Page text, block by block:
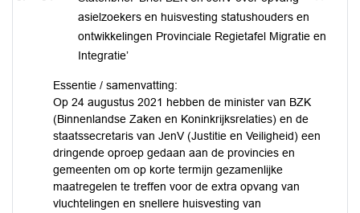
asielzoekers en huisvesting statushouders en
ontwikkelingen Provinciale Regietafel Migratie en
Integratie’
Essentie / samenvatting:
Op 24 augustus 2021 hebben de minister van BZK
(Binnenlandse Zaken en Koninkrijksrelaties) en de
staatssecretaris van JenV (Justitie en Veiligheid) een
dringende oproep gedaan aan de provincies en
gemeenten om op korte termijn gezamenlijke
maatregelen te treffen voor de extra opvang van
vluchtelingen en snellere huisvesting van